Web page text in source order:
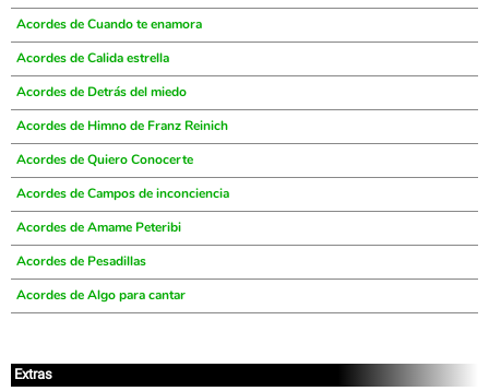
Acordes de Cuando te enamora
Acordes de Calida estrella
Acordes de Detrás del miedo
Acordes de Himno de Franz Reinich
Acordes de Quiero Conocerte
Acordes de Campos de inconciencia
Acordes de Amame Peteribi
Acordes de Pesadillas
Acordes de Algo para cantar
Extras